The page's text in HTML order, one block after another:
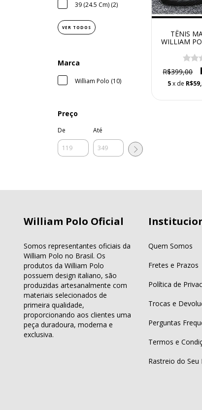
39 (24.5 Cm) (2)
VER TODOS
Marca
William Polo (10)
Preço
De Até
TÊNIS
WILLIAM
R$399,00
5x de
William Polo Oficial
Somos representantes oficiais da
William Polo no Brasil. Os
produtos da William Polo
possuem design italiano, são
produzidas artesanalmente com
materiais selecionados de
primeira qualidade,
proporcionando aos clientes uma
peça duradoura, moderna e
exclusiva.
Quem Somos
Fretes e Prazos
Política de
Trocas e
Perguntas
Termos e
Rastreio do Seu